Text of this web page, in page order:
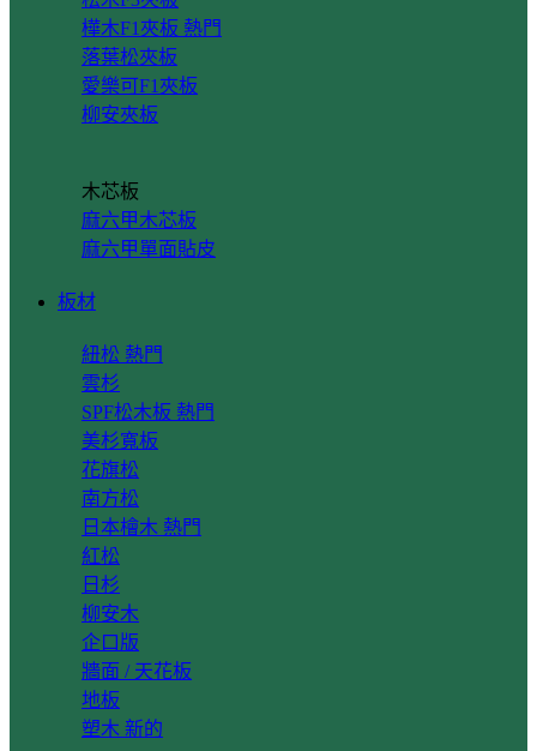
樺木F1夾板
落葉松夾板
愛樂可F1夾板
柳安夾板
木芯板
麻六甲木芯板
麻六甲單面貼皮
板材
紐松
雲杉
SPF松木板
美杉寬板
花旗松
南方松
日本檜木
紅松
日杉
柳安木
企口版
牆面 / 天花板
地板
塑木